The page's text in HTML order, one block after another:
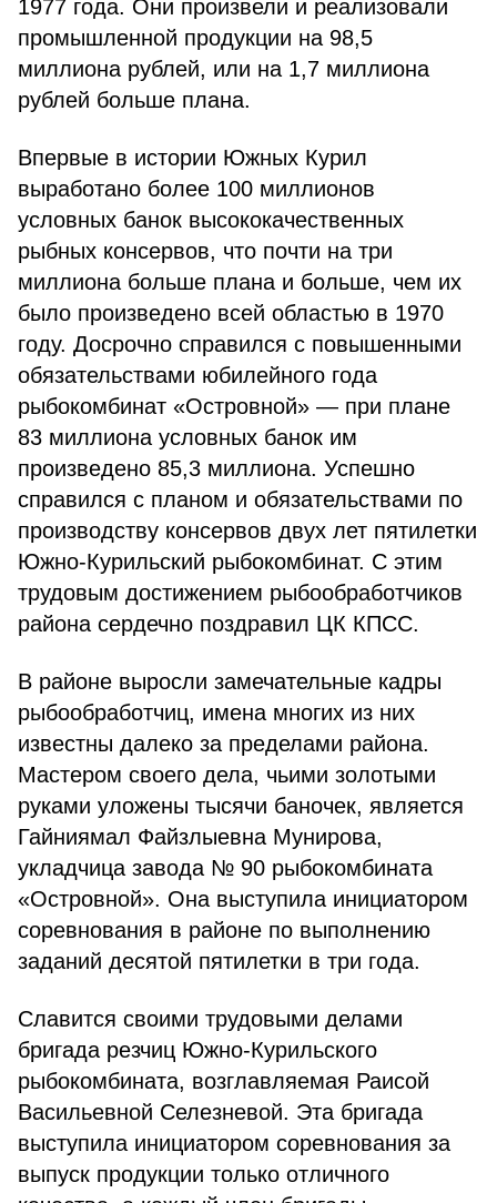
1977 года. Они произвели и реализовали
промышленной продукции на 98,5
миллиона рублей, или на 1,7 миллиона
рублей больше плана.
Впервые в истории Южных Курил
выработано более 100 миллионов
условных банок высококачественных
рыбных консервов, что почти на три
миллиона больше плана и больше, чем их
было произведено всей областью в 1970
году. Досрочно справился с повышенными
обязательствами юбилейного года
рыбокомбинат «Островной» — при плане
83 миллиона условных банок им
произведено 85,3 миллиона. Успешно
справился с планом и обязательствами по
производству консервов двух лет пятилетки
Южно-Курильский рыбокомбинат. С этим
трудовым достижением рыбообработчиков
района сердечно поздравил ЦК КПСС.
В районе выросли замечательные кадры
рыбообработчиц, имена многих из них
известны далеко за пределами района.
Мастером своего дела, чьими золотыми
руками уложены тысячи баночек, является
Гайниямал Файзлыевна Мунирова,
укладчица завода № 90 рыбокомбината
«Островной». Она выступила инициатором
соревнования в районе по выполнению
заданий десятой пятилетки в три года.
Славится своими трудовыми делами
бригада резчиц Южно-Курильского
рыбокомбината, возглавляемая Раисой
Васильевной Селезневой. Эта бригада
выступила инициатором соревнования за
выпуск продукции только отличного